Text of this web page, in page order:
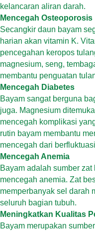
kelancaran aliran darah.
Mencegah Osteoporosis
Secangkir daun bayam
harian akan vitamin K.
pencegahan keropos
magnesium, seng,
membantu penguatan
Mencegah Diabetes
Bayam sangat berguna
juga. Magnesium
mencegah komplikasi
rutin bayam membantu
mencegah dari
Mencegah Anemia
Bayam adalah sumber
mencegah anemia. Zat
memperbanyak sel darah
seluruh bagian tubuh.
Meningkatkan Kualitas
Bayam merupakan